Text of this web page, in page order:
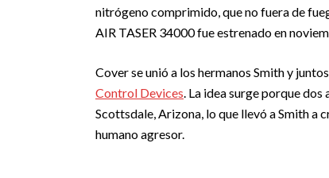
nitrógeno comprimido, que no fuera de
AIR TASER 34000 fue estrenado en
Cover se unió a los hermanos Smith y
Control Devices. La idea surge porque
Scottsdale, Arizona, lo que llevó a Smith a
humano agresor.